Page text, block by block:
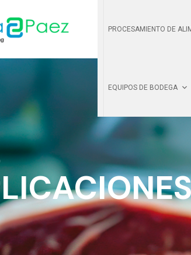
PROCESAMIENTO DE
EQUIPOS DE BODEGA